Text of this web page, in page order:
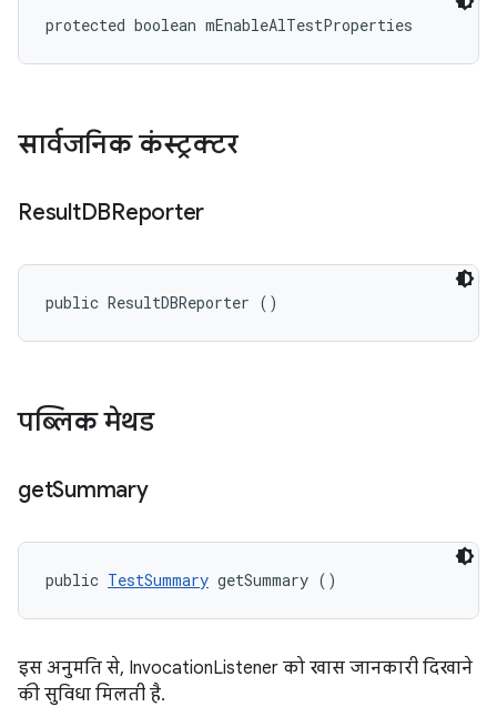
protected boolean mEnableAlTestProperties
सार्वजनिक कंस्ट्रक्टर
ResultDBReporter
public ResultDBReporter ()
पब्लिक मेथड
getSummary
public TestSummary getSummary ()
इस अनुमति से, InvocationListener को खास जानकारी दिखाने
की सुविधा मिलती है.